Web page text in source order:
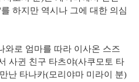
하지만 역시나 그에 대한 의심
와로 엄마를 따라 이사온 스즈
사귄 친구 타츠야(사쿠모토 타
난 타나카(모리야마 미라이 분)